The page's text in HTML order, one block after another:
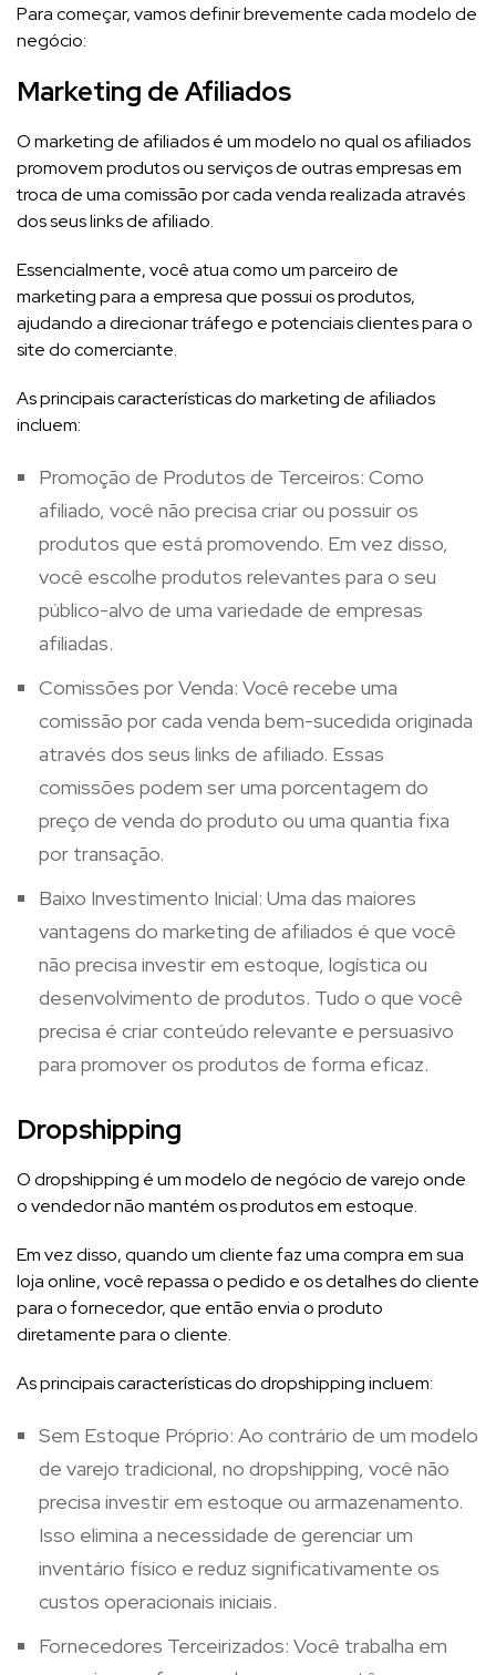
Para começar, vamos definir brevemente cada modelo de
negócio:
Marketing de Afiliados
O marketing de afiliados é um modelo no qual os afiliados
promovem produtos ou serviços de outras empresas em
troca de uma comissão por cada venda realizada através
dos seus links de afiliado.
Essencialmente, você atua como um parceiro de
marketing para a empresa que possui os produtos,
ajudando a direcionar tráfego e potenciais clientes para o
site do comerciante.
As principais características do marketing de afiliados
incluem:
Promoção de Produtos de Terceiros: Como
afiliado, você não precisa criar ou possuir os
produtos que está promovendo. Em vez disso,
você escolhe produtos relevantes para o seu
público-alvo de uma variedade de empresas
afiliadas.
Comissões por Venda: Você recebe uma
comissão por cada venda bem-sucedida originada
através dos seus links de afiliado. Essas
comissões podem ser uma porcentagem do
preço de venda do produto ou uma quantia fixa
por transação.
Baixo Investimento Inicial: Uma das maiores
vantagens do marketing de afiliados é que você
não precisa investir em estoque, logística ou
desenvolvimento de produtos. Tudo o que você
precisa é criar conteúdo relevante e persuasivo
para promover os produtos de forma eficaz.
Dropshipping
O dropshipping é um modelo de negócio de varejo onde
o vendedor não mantém os produtos em estoque.
Em vez disso, quando um cliente faz uma compra em sua
loja online, você repassa o pedido e os detalhes do cliente
para o fornecedor, que então envia o produto
diretamente para o cliente.
As principais características do dropshipping incluem:
Sem Estoque Próprio: Ao contrário de um modelo
de varejo tradicional, no dropshipping, você não
precisa investir em estoque ou armazenamento.
Isso elimina a necessidade de gerenciar um
inventário físico e reduz significativamente os
custos operacionais iniciais.
Fornecedores Terceirizados: Você trabalha em